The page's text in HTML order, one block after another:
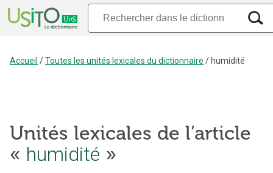
Accueil /Toutes les unités lexicales du dictionnaire / humidité
Unités lexicales de l’article
« humidité »